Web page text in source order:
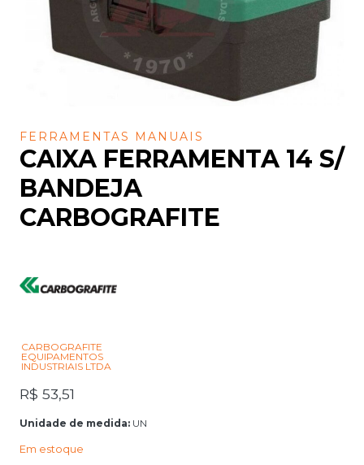
FERRAMENTAS MANUAIS
CAIXA FERRAMENTA 14 S/
BANDEJA
CARBOGRAFITE
CARBOGRAFITE
EQUIPAMENTOS
INDUSTRIAIS LTDA
R$ 53,51
Unidade de medida: UN
Em estoque